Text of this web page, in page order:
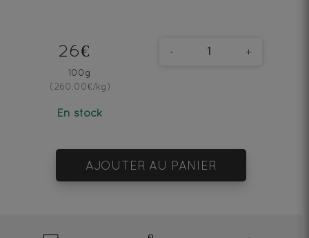
26€
100g
(260.00€/kg)
En stock
- +
AJOUTER AU PANIER